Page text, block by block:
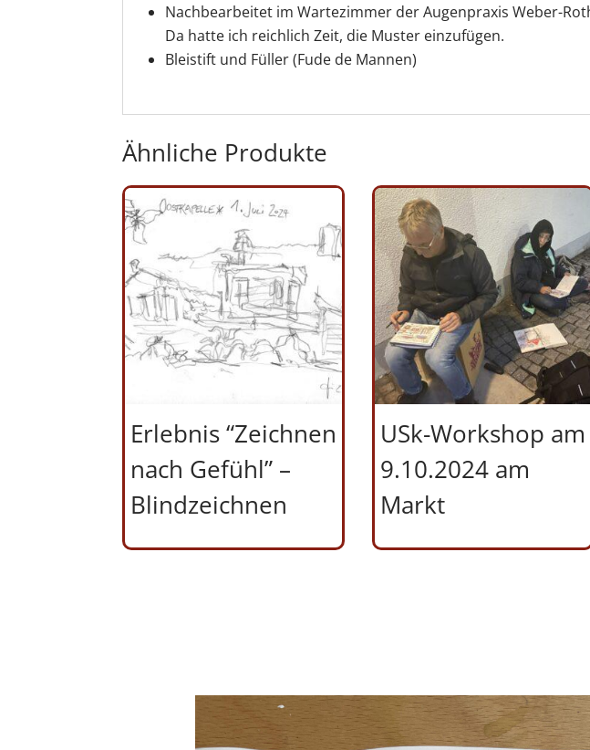
Nachbearbeitet im Wartezimmer der Augenpraxis Weber-
Da hatte ich reichlich Zeit, die Muster einzufügen.
Bleistift und Füller (Fude de Mannen)
Ähnliche Produkte
Erlebnis “Zeichnen
nach Gefühl” –
Blindzeichnen
USk-Workshop am
9.10.2024 am
Markt